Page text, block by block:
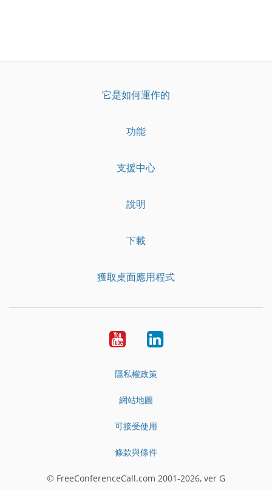
它是如何運作的
功能
支援中心
說明
下載
獲取桌面應用程式
YouTubeLinkedIn
隱私權政策
網站地圖
可接受使用
條款與條件
© FreeConferenceCall.com 2001-2026, ver G